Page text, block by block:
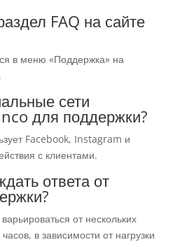
FAQ на сайте
в меню «Поддержка» на
сети
для поддержки?
Facebook, Instagram и
с клиентами.
ответа от
от нескольких
в зависимости от нагрузки